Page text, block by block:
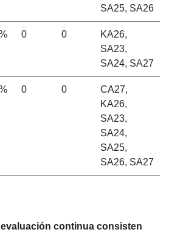
SA25, SA26
0 0
KA26,
SA23,
SA24, SA27
0 0
CA27,
KA26,
SA23,
SA24,
SA25,
SA26, SA27
continua consisten